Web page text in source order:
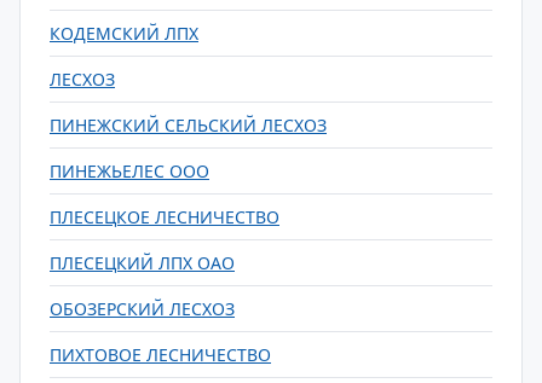
КОДЕМСКИЙ ЛПХ
ЛЕСХОЗ
ПИНЕЖСКИЙ СЕЛЬСКИЙ ЛЕСХОЗ
ПИНЕЖЬЕЛЕС ООО
ПЛЕСЕЦКОЕ ЛЕСНИЧЕСТВО
ПЛЕСЕЦКИЙ ЛПХ ОАО
ОБОЗЕРСКИЙ ЛЕСХОЗ
ПИХТОВОЕ ЛЕСНИЧЕСТВО